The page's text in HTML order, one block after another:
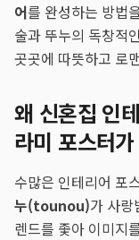
어를 완성하는 방법
술과 뚜누의 독창적
곳곳에 따뜻하고 로
왜 신혼집 인
라미 포스터
수많은 인테리어 포
누(tounou)가 사랑
렌드를 좇아 이미지